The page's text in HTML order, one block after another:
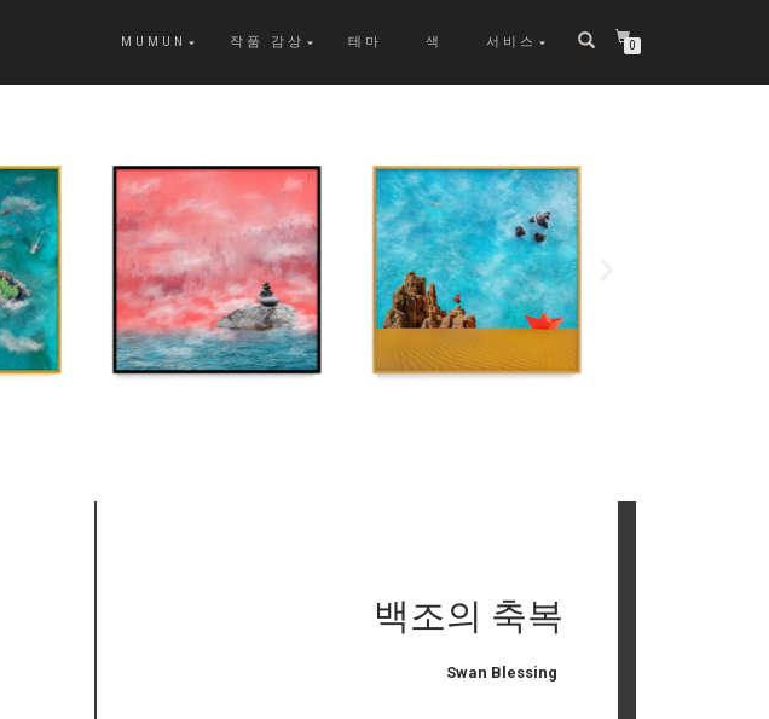
MUMUN 작품 감상 테마 색 서비스 0
백조의 축복
Swan Blessing